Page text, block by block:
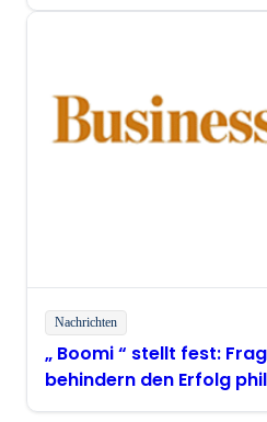
Nachrichten
„ Boomi “ stellt fest:
behindern den Erfolg
Unternehmen im Bereich